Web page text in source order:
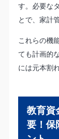
す。必要な
とで、家計
これらの機
ても計画的
には元本割
教育資
要！保